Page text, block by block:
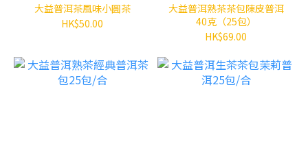
大益普洱茶風味小圓茶
HK$50.00
大益普洱熟茶茶包陳皮普洱
40克（25包）
HK$69.00